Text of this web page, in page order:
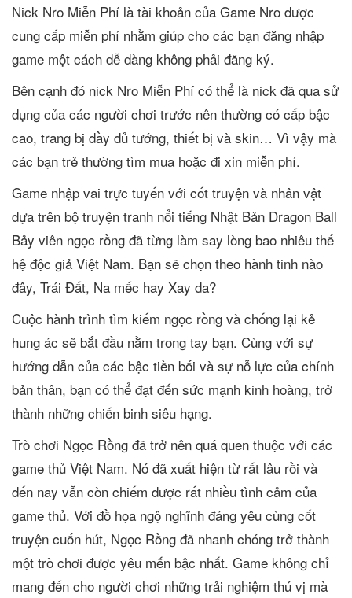
Nick Nro Miễn Phí là tài khoản của Game Nro được
cung cấp miễn phí nhằm giúp cho các bạn đăng nhập
game một cách dễ dàng không phải đăng ký.
Bên cạnh đó nick Nro Miễn Phí có thể là nick đã qua sử
dụng của các người chơi trước nên thường có cấp bậc
cao, trang bị đầy đủ tướng, thiết bị và skin… Vì vậy mà
các bạn trẻ thường tìm mua hoặc đi xin miễn phí.
Game nhập vai trực tuyến với cốt truyện và nhân vật
dựa trên bộ truyện tranh nổi tiếng Nhật Bản Dragon Ball
Bảy viên ngọc rồng đã từng làm say lòng bao nhiêu thế
hệ độc giả Việt Nam. Bạn sẽ chọn theo hành tinh nào
đây, Trái Đất, Na mếc hay Xay da?
Cuộc hành trình tìm kiếm ngọc rồng và chống lại kẻ
hung ác sẽ bắt đầu nằm trong tay bạn. Cùng với sự
hướng dẫn của các bậc tiền bối và sự nỗ lực của chính
bản thân, bạn có thể đạt đến sức mạnh kinh hoàng, trở
thành những chiến binh siêu hạng.
Trò chơi Ngọc Rồng đã trở nên quá quen thuộc với các
game thủ Việt Nam. Nó đã xuất hiện từ rất lâu rồi và
đến nay vẫn còn chiếm được rất nhiều tình cảm của
game thủ. Với đồ họa ngộ nghĩnh đáng yêu cùng cốt
truyện cuốn hút, Ngọc Rồng đã nhanh chóng trở thành
một trò chơi được yêu mến bậc nhất. Game không chỉ
mang đến cho người chơi những trải nghiệm thú vị mà